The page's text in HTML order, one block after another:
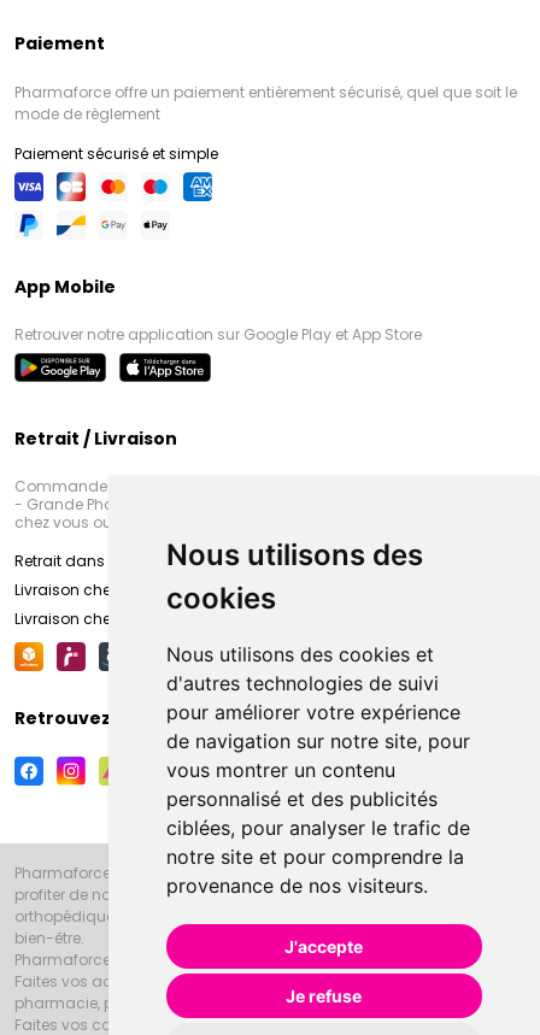
Nous utilisons des
cookies
Nous utilisons des cookies et
d'autres technologies de suivi
pour améliorer votre expérience
de navigation sur notre site, pour
vous montrer un contenu
personnalisé et des publicités
ciblées, pour analyser le trafic de
notre site et pour comprendre la
provenance de nos visiteurs.
J'accepte
Je refuse
Paiement
Pharmaforce offre un paiement entièrement sécurisé, quel que soit le
mode de règlement
Paiement sécurisé et simple
App Mobile
Retrouver notre application sur Google Play et App Store
Retrait / Livraison
Commandez en ligne et venez chercher votre commande à Amiens
- Grande Pharmacie d’Amiens (Fachon) ou recevez-là rapidement
chez vous ou en point retrait
Retrait dans la pharmacie d’Amiens
Livraison chez vous
Livraison chez votre commerçant
Retrouvez-nous sur vos réseaux sociaux
Pharmaforce.fr et la Grande Pharmacie d’Amiens vous souhaitent de
profiter de notre accueil, de nos conseils pharmaceutiques,
orthopédiques, homéopathiques, parapharmaceutiques, beauté et
bien-être.
Pharmaforce.fr est le site internet de la Grande Pharmacie d’Amiens.
Faites vos achats en ligne grâce à un choix de 20000 références en
pharmacie, parapharmacie, diététique et animaux (vétérinaire).
Faites vos courses de pharmacie et parapharmacie en ligne et venez